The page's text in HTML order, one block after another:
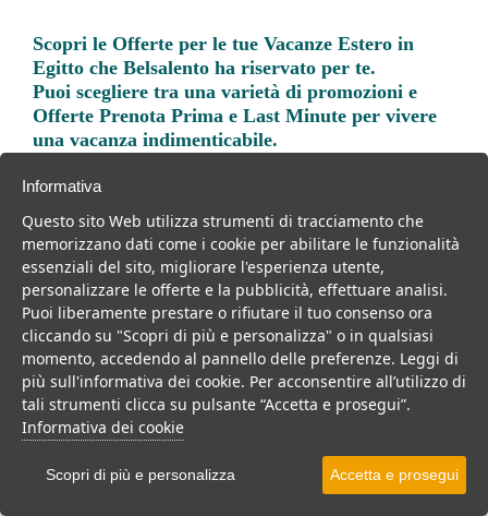
Scopri leOfferte per le tue Vacanze Estero in
Egitto che Belsalento ha riservato per te.
Puoi scegliere tra una varietà di promozioni e
Offerte Prenota Prima e Last Minute per vivere
una vacanza indimenticabile.
Trova la soluzione migliore per la tua prossima
vacanza.
Noi di belsalento.it abbiamo selezionato per te le migliori mete, i
migliori servizi, le migliori offerte per il tuo prossimo viaggio.
Informativa
Questo sito Web utilizza strumenti di tracciamento che
memorizzano dati come i cookie per abilitare le funzionalità
essenziali del sito, migliorare l'esperienza utente,
personalizzare le offerte e la pubblicità, effettuare analisi.
Puoi liberamente prestare o rifiutare il tuo consenso ora
cliccando su "Scopri di più e personalizza" o in qualsiasi
momento, accedendo al pannello delle preferenze. Leggi di
più sull'informativa dei cookie. Per acconsentire all’utilizzo di
tali strumenti clicca su pulsante “Accetta e prosegui”.
Informativa dei cookie
Scopri di più e personalizza Accetta e prosegui